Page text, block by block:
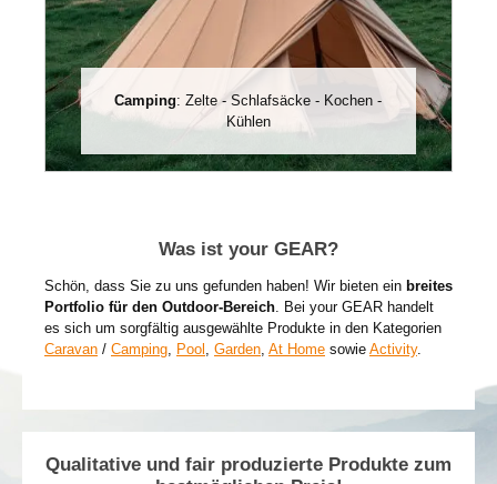
Camping: Zelte - Schlafsäcke - Kochen -
Kühlen
Was ist your GEAR?
Schön, dass Sie zu uns gefunden haben! Wir bieten ein breites
Portfolio für den Outdoor-Bereich . Bei your GEAR handelt
es sich um sorgfältig ausgewählte Produkte in den Kategorien
Caravan / Camping Pool Garden At Home sowie Activity.
Qualitative und fair produzierte Produkte zum